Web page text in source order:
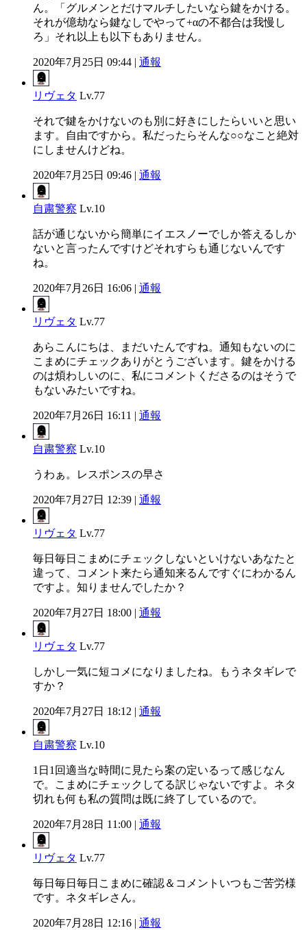
ん。「グルメンとだけマルチしたいなら鍵をかける。
それが億劫なら鍵なしでやって+αの不都合は我慢し
ろ」それ以上も以下もありません。
2020年7月25日 09:44 | 通報
リヴェタ Lv.77
それで鍵をかけないのも別に好きにしたらいいと思い
ます。自由ですから。私だったらそんな○○なこと絶対
にしませんけどね。
2020年7月25日 09:46 | 通報
自粛警察 Lv.10
話が通じないから簡単にイエスノーでしか答えるしか
ないと言ったんですけどそれすらも通じないんです
ね。
2020年7月26日 16:06 | 通報
リヴェタ Lv.77
あらこんにちは、まだいたんですね。通知もないのに
こまめにチェックありがとうございます。鍵をかける
のは煩わしいのに、私にコメントくださるのはそうで
もないみたいですね。
2020年7月26日 16:11 | 通報
自粛警察 Lv.10
うわぁ。レスポンスの早さ
2020年7月27日 12:39 | 通報
リヴェタ Lv.77
毎日毎日こまめにチェックしないといけないあなたと
違って、コメント来たら通知来るんですぐにわかるん
ですよ。知りませんでしたか？
2020年7月27日 18:00 | 通報
リヴェタ Lv.77
しかし一気に短コメになりましたね。もうネタギレで
すか？
2020年7月27日 18:12 | 通報
自粛警察 Lv.10
1日1回適当な時間に見たら案の定いるって感じなん
で。こまめにチェックしてる訳じゃないですよ。ネタ
切れも何も私の質問は既に終了しているので。
2020年7月28日 11:00 | 通報
リヴェタ Lv.77
毎日毎日毎日こまめに確認＆コメントいつもご苦労様
です。ネタギレさん。
2020年7月28日 12:16 | 通報